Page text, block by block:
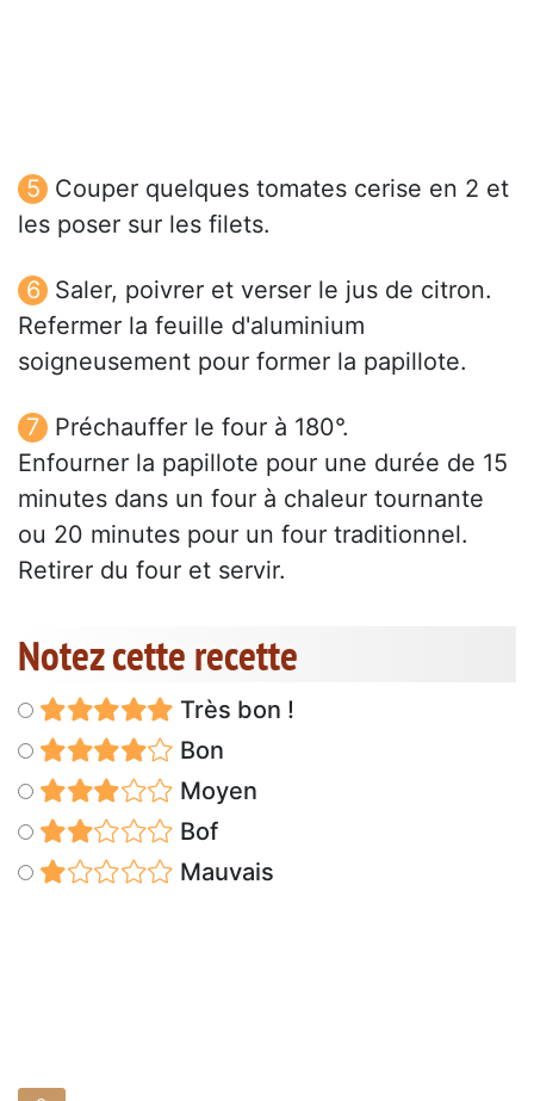
Couper quelques tomates cerise en 2 et
les poser sur les filets.
Saler, poivrer et verser le jus de citron.
Refermer la feuille d'aluminium
soigneusement pour former la papillote.
Préchauffer le four à 180°.
Enfourner la papillote pour une durée de 15
minutes dans un four à chaleur tournante
ou 20 minutes pour un four traditionnel.
Retirer du four et servir.
Notez cette recette
Très bon !
Bon
Moyen
Bof
Mauvais